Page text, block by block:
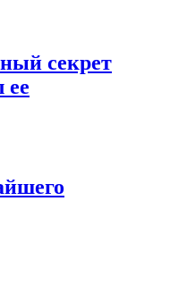
секрет
ее